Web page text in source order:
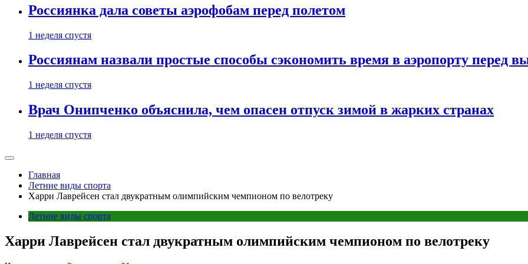
Россиянка дала советы аэрофобам перед полетом
1 неделя спустя
Россиянам назвали простые способы сэкономить время в аэропорту перед
1 неделя спустя
Врач Онипченко объяснила, чем опасен отпуск зимой в жарких странах
1 неделя спустя
Главная
Летние виды спорта
Харри Лаврейсен стал двукратным олимпийским чемпионом по велотреку
Летние виды спорта
Харри Лаврейсен стал двукратным олимпийским чемпионом по велотреку